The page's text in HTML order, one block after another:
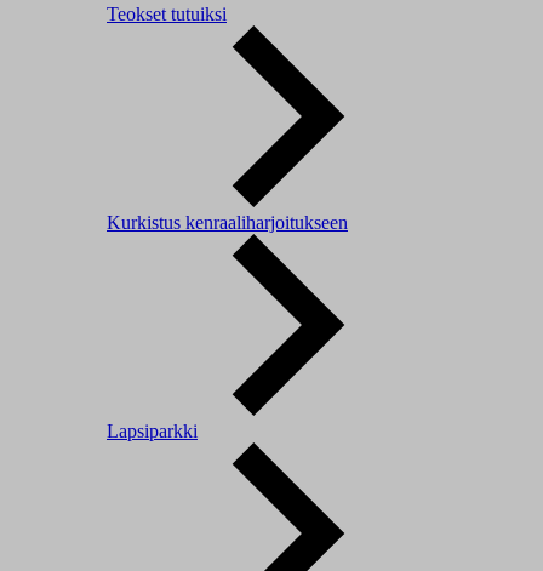
Teokset tutuiksi
Kurkistus kenraaliharjoitukseen
Lapsiparkki